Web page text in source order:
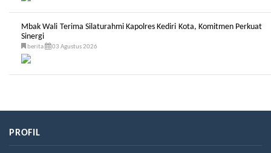
Mbak Wali Terima Silaturahmi Kapolres Kediri Kota, Komitmen Perkuat
Sinergi
berita 03 Agustus 2026
PROFIL